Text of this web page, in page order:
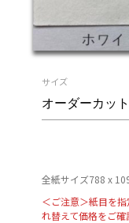
サイズ
全紙サイズ788 x
＜ご注意＞紙目を
れ替えて価格をご確